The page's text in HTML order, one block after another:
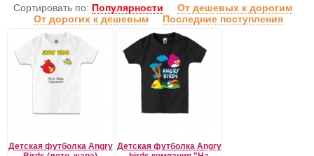
Свитшоты
Лонгсливы
Бейсболки
Ветровки
Оплата и доставка
О нас
Сотрудничество
Сортировать по: Популярности
От дешевых к дорогим
От дорогих к дешевым
Последние поступления
Детская футболка Angry Детская футболка Angry